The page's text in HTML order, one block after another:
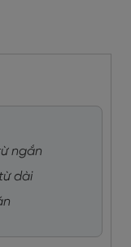
ngắn
dài